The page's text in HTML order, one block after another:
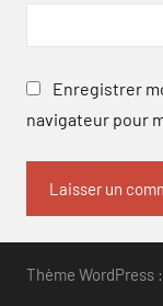
Enregistrer
navigateur pour
Thème WordPress